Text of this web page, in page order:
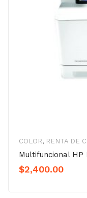
COLOR, RENTA DE
Multifuncional HP
$2,400.00